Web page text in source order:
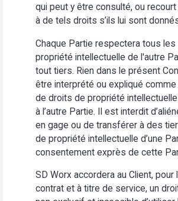
qui peut y être consulté, ou
à de tels droits s’ils lui sont
Chaque Partie respectera tous
propriété intellectuelle de l'autre
tout tiers. Rien dans le présent
être interprété ou expliqué
de droits de propriété intellectuelle
à l’autre Partie. Il est interdit
en gage ou de transférer à des
de propriété intellectuelle d’une
consentement exprès de cette
SD Worx accordera au Client, pour
contrat et à titre de service, un